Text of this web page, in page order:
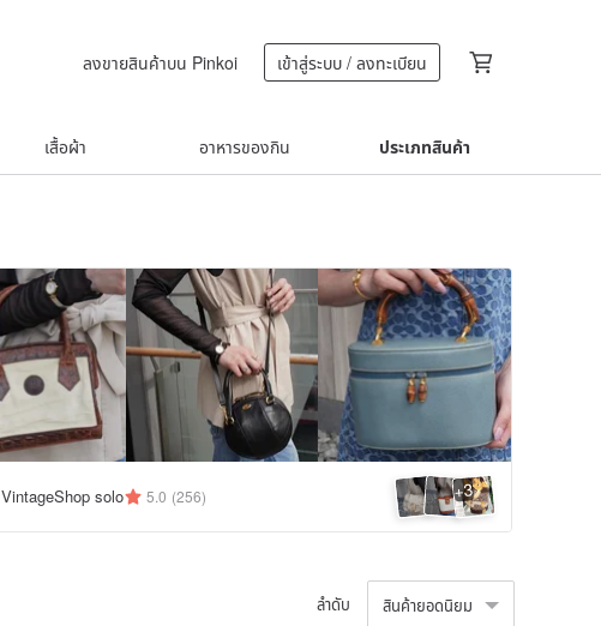
ลงขายสินค้าบน Pinkoi เข้าสู่ระบบ / ลงทะเบียน
เสื้อผ้า อาหารของกิน ประเภทสินค้า
VintageShop solo 5.0 (256) +3
ลำดับ สินค้ายอดนิยม